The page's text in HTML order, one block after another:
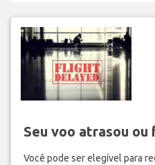
Seu voo atrasou ou
Você pode ser elegível para